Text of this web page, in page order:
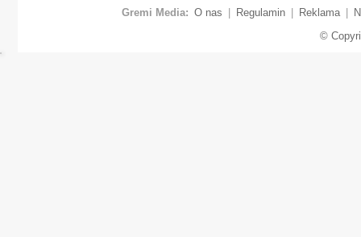
Gremi Media: O nas Regulamin Reklama
©